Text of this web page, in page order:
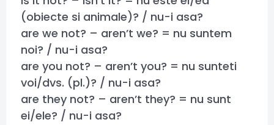
(obiecte si animale)? / nu-i asa?
are we not? – aren’t we? = nu suntem
noi? / nu-i asa?
are you not? – aren’t you? = nu sunteti
voi/dvs. (pl.)? / nu-i asa?
are they not? – aren’t they? = nu sunt
ei/ele? / nu-i asa?